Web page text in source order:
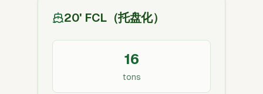
20' FCL（托盘化）
16
tons